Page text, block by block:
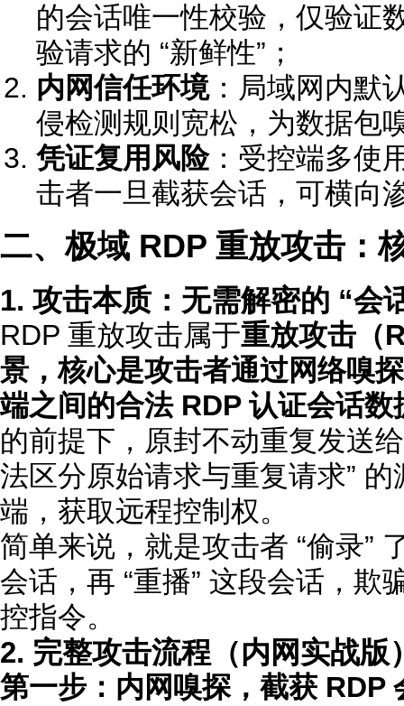
的会话唯一性校验，仅验证
验请求的 “新鲜性”；
内网信任环境：局域网内默
侵检测规则宽松，为数据包
凭证复用风险：受控端多使
击者一旦截获会话，可横向
二、极域 RDP 重放攻击：
1. 攻击本质：无需解密的 “会
RDP 重放攻击属于重放攻击（
景，核心是攻击者通过网络嗅
端之间的合法 RDP 认证会话数
的前提下，原封不动重复发送
法区分原始请求与重复请求”
端，获取远程控制权。
简单来说，就是攻击者 “偷录”
会话，再 “重播” 这段会话，欺
控指令。
2. 完整攻击流程（内网实战版
第一步：内网嗅探，截获 RDP